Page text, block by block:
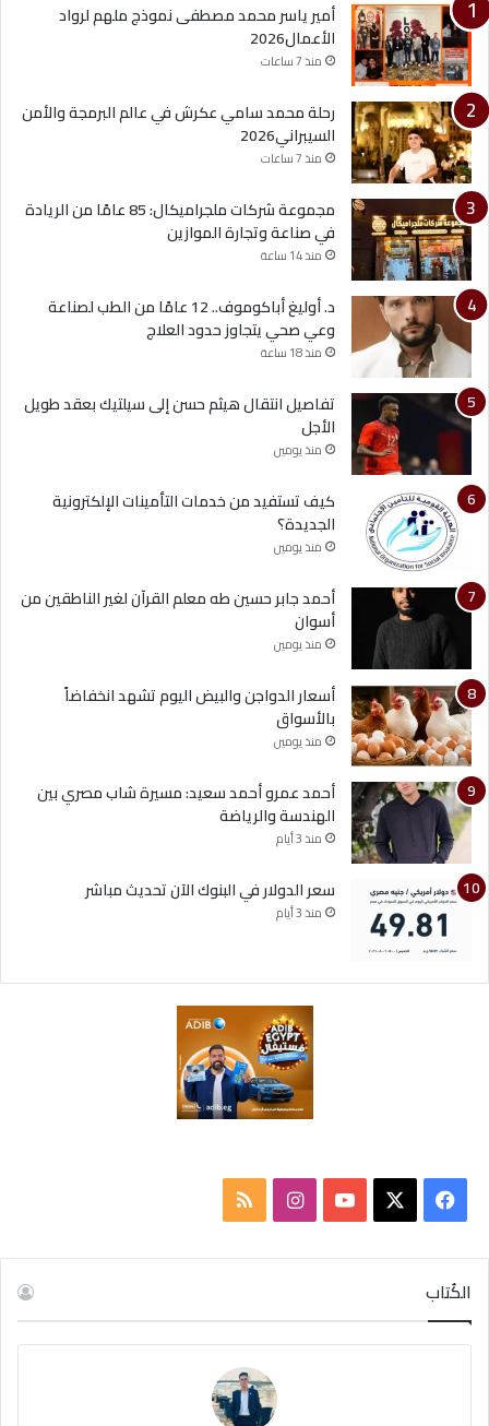
أمير ياسر محمد مصطفى نموذج ملهم لرواد
الأعمال2026
منذ 7 ساعات
رحلة محمد سامي عكرش في عالم البرمجة والأمن
السيبراني2026
منذ 7 ساعات
مجموعة شركات ملجراميكال: 85 عامًا من الريادة
في صناعة وتجارة الموازين
منذ 14 ساعة
د. أوليغ أباكوموف.. 12 عامًا من الطب لصناعة
وعي صحي يتجاوز حدود العلاج
منذ 18 ساعة
تفاصيل انتقال هيثم حسن إلى سيلتيك بعقد طويل
الأجل
منذ يومين
كيف تستفيد من خدمات التأمينات الإلكترونية
الجديدة؟
منذ يومين
أحمد جابر حسين طه معلم القرآن لغير الناطقين من
أسوان
منذ يومين
أسعار الدواجن والبيض اليوم تشهد انخفاضاً
بالأسواق
منذ يومين
أحمد عمرو أحمد سعيد: مسيرة شاب مصري بين
الهندسة والرياضة
منذ 3 أيام
سعر الدولار في البنوك الآن تحديث مباشر
منذ 3 أيام
س
ب
u
ت
ص
ا
ل
الكُتاب